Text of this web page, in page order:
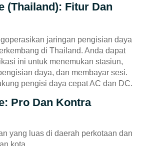
(Thailand): Fitur Dan
jaringan pengisian daya
di Thailand. Anda dapat
ini untuk menemukan stasiun,
daya, dan membayar sesi.
pengisi daya cepat AC dan DC.
Pro Dan Kontra
yang luas di daerah perkotaan dan